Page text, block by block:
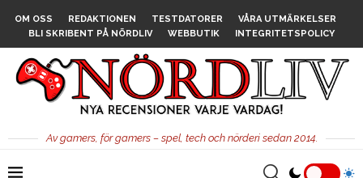
OM OSS REDAKTIONEN TESTDATORER
VÅRA UTMÄRKELSER
BLI SKRIBENT PÅ NÖRDLIV
WEBBUTIK INTEGRITETSPOLICY
Av gamers, för gamers – spel, tech och nörderi sedan 2014.